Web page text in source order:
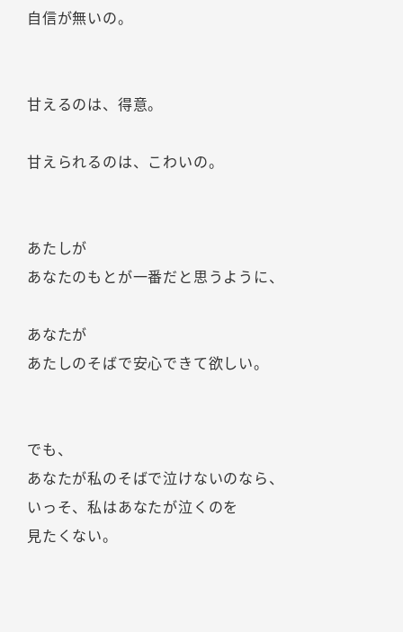
自信が無いの。
甘えるのは、得意。
甘えられるのは、こわいの。
あたしが
あなたのもとが一番だと思うように、
あなたが
あたしのそばで安心できて欲しい。
でも、
あなたが私のそばで泣けないのなら、
いっそ、私はあなたが泣くのを
見たくない。